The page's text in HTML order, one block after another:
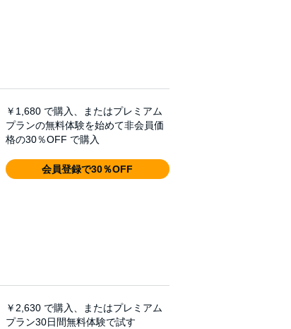
￥1,680 で購入、またはプレミアム
プランの無料体験を始めて非会員価
格の30％OFF で購入
会員登録で30％OFF
￥2,630 で購入、またはプレミアム
プラン30日間無料体験で試す